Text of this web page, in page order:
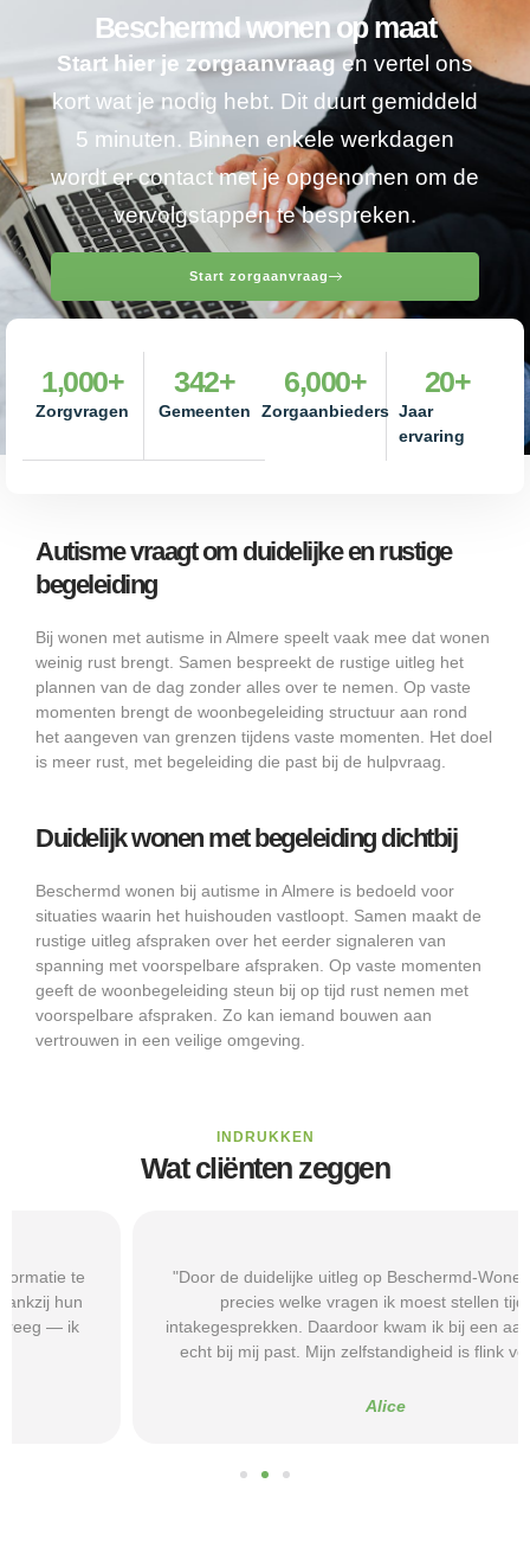
Beschermd wonen op maat
Start hier je zorgaanvraagen vertel ons
kort wat je nodig hebt. Dit duurt gemiddeld
5 minuten. Binnen enkele werkdagen
wordt er contact met je opgenomen om de
vervolgstappen te bespreken.
Start zorgaanvraag
Zorgvragen
1,000+
Gemeenten
342+
Zorgaanbieders
6,000+
Jaar
ervaring
20+
Autisme vraagt om duidelijke en rustige
begeleiding
Bij wonen met autisme in Almere speelt vaak mee dat wonen
weinig rust brengt. Samen bespreekt de rustige uitleg het
plannen van de dag zonder alles over te nemen. Op vaste
momenten brengt de woonbegeleiding structuur aan rond
het aangeven van grenzen tijdens vaste momenten. Het doel
is meer rust, met begeleiding die past bij de hulpvraag.
Duidelijk wonen met begeleiding dichtbij
Beschermd wonen bij autisme in Almere is bedoeld voor
situaties waarin het huishouden vastloopt. Samen maakt de
rustige uitleg afspraken over het eerder signaleren van
spanning met voorspelbare afspraken. Op vaste momenten
geeft de woonbegeleiding steun bij op tijd rust nemen met
voorspelbare afspraken. Zo kan iemand bouwen aan
vertrouwen in een veilige omgeving.
INDRUKKEN
Wat cliënten zeggen
"Door de duidelijke uitleg op Beschermd-Wonen.nl wist ik
precies welke vragen ik moest stellen tijdens
intakegesprekken. Daardoor kwam ik bij een aanbieder die
echt bij mij past. Mijn zelfstandigheid is flink verbeterd."